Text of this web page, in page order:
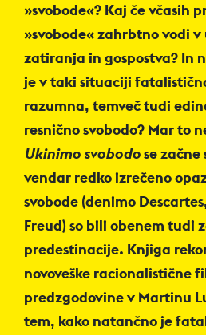
»svobode«? Kaj če včasih
»svobode« zahrbtno vodi
zatiranja in gospostva? In
je v taki situaciji
razumna, temveč tudi
resnično svobodo? Mar to
Ukinimo svobodose
vendar redko izrečeno
svobode (denimo
Freud) so bili obenem tudi
predestinacije. Knjiga
novoveške racionalistične
predzgodovine v Martinu
tem, kako natančno je